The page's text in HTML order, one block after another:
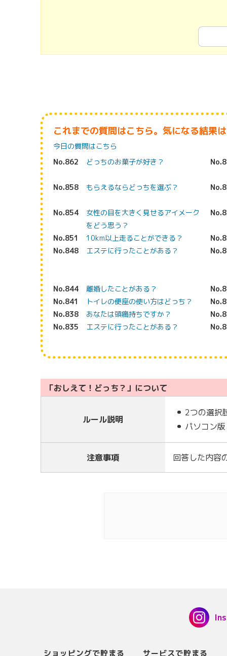
これまでの質問はこちら。気になる結果
今日の質問はこちら
No.862
どっちのお菓子が好き？
No.858 もらえるならどっちを選ぶ？
No.854
女性の目を大きく見せるアイメーク
をどう思う？
No.851 10km以上走ることができる？
No.848
エステに行ったことがある？
No.844 離婚したことがある？
No.841
トイレの便座の使い方はどっち？
No.838
あなたは頭痛持ちですか？
No.835
エステに行ったことがある？
「おしえて！どっち？」について
ルール説明
2つの選択
パソコン
注意事項 回答した内容
ショッピングで貯まる サービスで貯まる